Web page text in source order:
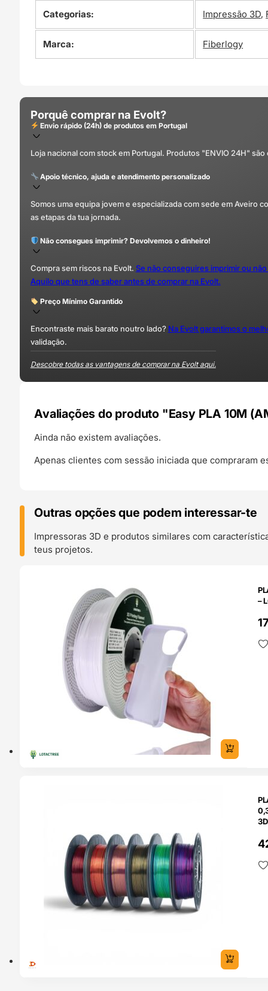
Categorias: Impressão 3D,
Marca: Fiberlogy
Porquê comprar na Evolt?
Envio rápido (24h) de produtos em Portugal
Loja nacional com stock em Portugal. Produtos "ENVIO 24H"
Apoio técnico, ajuda e atendimento personalizado
Somos uma equipa jovem e especializada com sede em Aveiro
as etapas da tua jornada.
Não consegues imprimir? Devolvemos o dinheiro!
Compra sem riscos na Evolt. Se não conseguires imprimir ou
Aquilo que tens de saber antes de comprar na Evolt.
Preço Mínimo Garantido
Encontraste mais barato noutro lado? Na Evolt garantimos o
validação.
Descobre todas as vantagens de comprar na Evolt aqui.
Avaliações do produto "Easy PLA 10M
Ainda não existem avaliações.
Apenas clientes com sessão iniciada que compraram
Outras opções que podem interessar-te
Impressoras 3D e produtos similares com
teus projetos.
–